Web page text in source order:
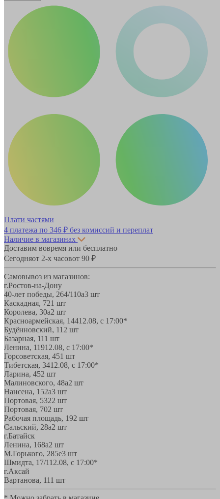
Плати частями
4 платежа по 346 ₽ без комиссий и переплат
Наличие в магазинах
Доставим вовремя или бесплатно
Сегодняот 2-х часовот 90 ₽
Самовывоз из магазинов:
г.Ростов-на-Дону
40-лет победы, 264/110а3 шт
Каскадная, 721 шт
Королева, 30а2 шт
Красноармейская, 14412.08, с 17:00*
Будённовский, 11 2 шт
Базарная, 111 шт
Ленина, 11912.08, с 17:00*
Горсоветская, 451 шт
Тибетская, 3412.08, с 17:00*
Ларина, 452 шт
Малиновского, 48а2 шт
Нансена, 152а3 шт
Портовая, 5322 шт
Портовая, 702 шт
Рабочая площадь, 192 шт
Сальский, 28a2 шт
г.Батайск
Ленина, 168а2 шт
М.Горького, 285е3 шт
Шмидта, 17/112.08, с 17:00*
г.Аксай
Вартанова, 111 шт